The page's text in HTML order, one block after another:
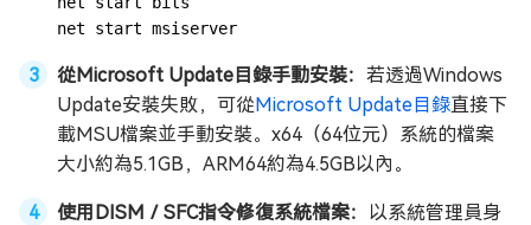
net start msiserver
從Microsoft Update目錄手動安裝： 若透過Windows
Update安裝失敗，可從Microsoft Update目錄直接下
載MSU檔案並手動安裝。x64（64位元）系統的檔案
大小約為5.1GB，ARM64約為4.5GB以內。
使用DISM／SFC指令修復系統檔案： 以系統管理員身